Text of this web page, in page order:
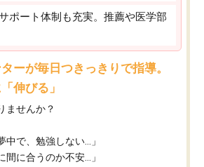
ポート体制も充実。推薦や医学部
ーが毎日つきっきりで指導。
伸びる」
ませんか？
中で、勉強しない…」
間に合うのか不安…」